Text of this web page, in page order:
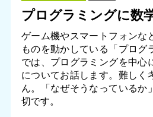
プログラミングに数
ゲーム機やスマートフォンな
ものを動かしている「プログ
では、プログラミングを中心
についてお話します。難しく
ん。「なぜそうなっているか
切です。